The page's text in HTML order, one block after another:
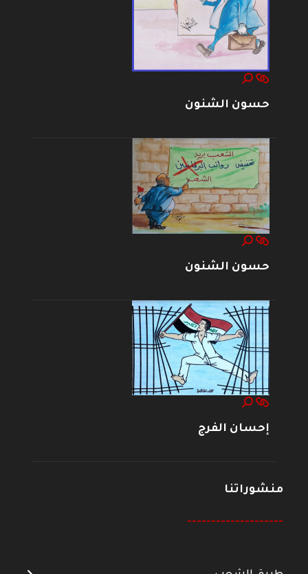
حسون الشنون
حسون الشنون
إحسان الفرج
منشوراتنا
--------------------